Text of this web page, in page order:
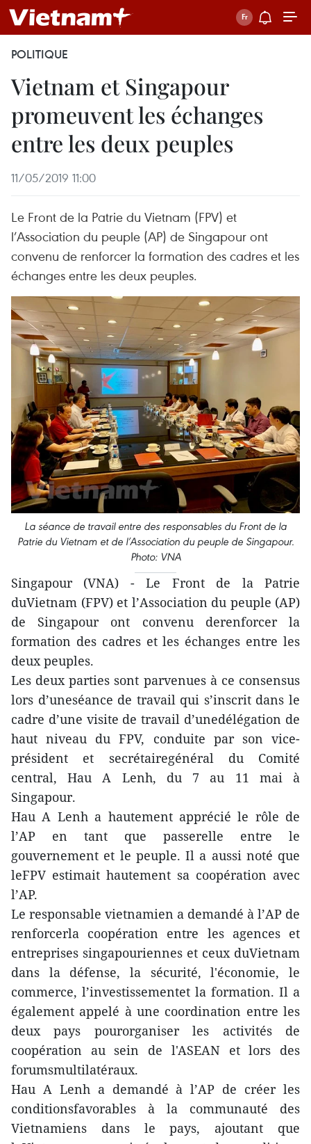
POLITIQUE
Vietnam et Singapour
promeuvent les échanges
entre les deux peuples
11/05/2019 11:00
Le Front de la Patrie du Vietnam (FPV) et
l’Association du peuple (AP) de Singapour ont
convenu de renforcer la formation des cadres et les
échanges entre les deux peuples.
La séance de travail entre des responsables du Front de la
Patrie du Vietnam et de l’Association du peuple de Singapour.
Photo: VNA
Singapour (VNA) - Le Front de la Patrie
duVietnam (FPV) et l’Association du peuple (AP)
de Singapour ont convenu derenforcer la
formation des cadres et les échanges entre les
deux peuples.
Les deux parties sont parvenues à ce consensus
lors d’uneséance de travail qui s’inscrit dans le
cadre d’une visite de travail d’unedélégation de
haut niveau du FPV, conduite par son vice-
président et secrétairegénéral du Comité
central, Hau A Lenh, du 7 au 11 mai à
Singapour.
Hau A Lenh a hautement apprécié le rôle de
l’AP en tant que passerelle entre le
gouvernement et le peuple. Il a aussi noté que
leFPV estimait hautement sa coopération avec
l’AP.
Le responsable vietnamien a demandé à l’AP de
renforcerla coopération entre les agences et
entreprises singapouriennes et ceux duVietnam
dans la défense, la sécurité, l'économie, le
commerce, l’investissementet la formation. Il a
également appelé à une coordination entre les
deux pays pourorganiser les activités de
coopération au sein de l'ASEAN et lors des
forumsmultilatéraux.
Hau A Lenh a demandé à l’AP de créer les
conditionsfavorables à la communauté des
Vietnamiens dans le pays, ajoutant que